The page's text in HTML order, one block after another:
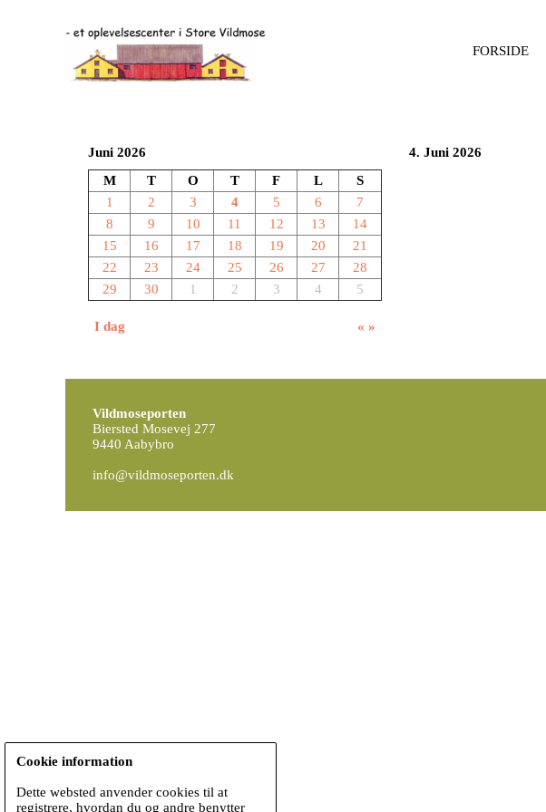
FORSIDE
Juni 2026
M
T O T F L
S
1
2 3 4 5 6
7
8
9 10 11 12 13
14
15
16 17 18 19 20
21
22
23 24 25 26 27
28
29
30 1 2 3 4 5
I dag « »
4. Juni 2026
Vildmoseporten
Biersted Mosevej 277
9440 Aabybro
info@vildmoseporten.dk
Cookie information
Dette websted anvender cookies til at
registrere, hvordan du og andre benytter